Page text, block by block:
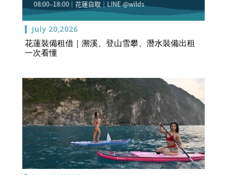
July 20,2026
花蓮裝備租借｜溯溪、登山雪攀、潛水裝備出租
一次看懂